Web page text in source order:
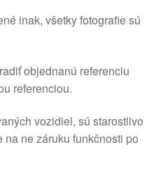
inak, všetky fotografie sú
objednanú referenciu
referenciou.
vozidiel, sú starostlivo
ne záruku funkčnosti po